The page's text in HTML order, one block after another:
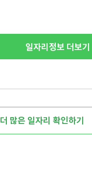
일자리정보 더보기
더 많은 일자리 확인하기